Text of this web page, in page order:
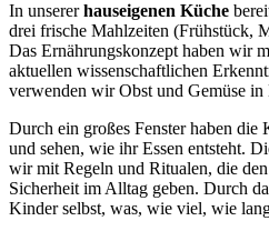
In unsererhauseigenen Küche
drei frische Mahlzeiten (Frühstück,
Das Ernährungskonzept haben wir
aktuellen wissenschaftlichen
verwenden wir Obst und Gemüse in
Durch ein großes Fenster haben die
und sehen, wie ihr Essen entsteht.
wir mit Regeln und Ritualen, die
Sicherheit im Alltag geben. Durch
Kinder selbst, was, wie viel, wie